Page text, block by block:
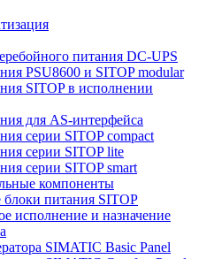
питания DC-UPS
PSU8600 и SITOP modular
SITOP в исполнении
для AS-интерфейса
серии SITOP compact
серии SITOP lite
серии SITOP smart
компоненты
питания SITOP
исполнение и назначение
SIMATIC Basic Panel